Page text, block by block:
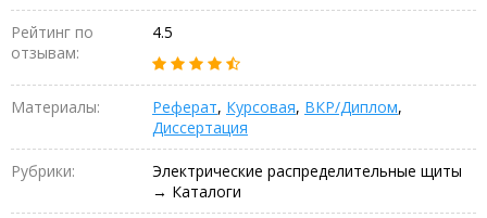
Рейтинг по
отзывам:
4.5
Материалы: Реферат, Курсовая, ВКР/Диплом,
Диссертация
Рубрики:
Электрические распределительные щиты
→ Каталоги